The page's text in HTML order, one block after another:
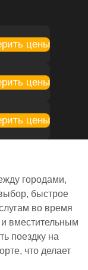
цены
цены
цены
городами,
быстрое
во время
вместительным
поездку на
что делает